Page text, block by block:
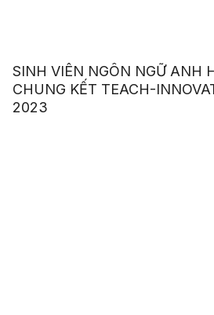
SINH VIÊN NGÔN NGỮ ANH
CHUNG KẾT TEACH-
2023